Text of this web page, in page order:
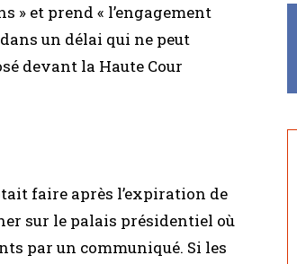
et prend « l’engagement
un délai qui ne peut
devant la Haute Cour
faire après l’expiration de
sur le palais présidentiel où
par un communiqué. Si les